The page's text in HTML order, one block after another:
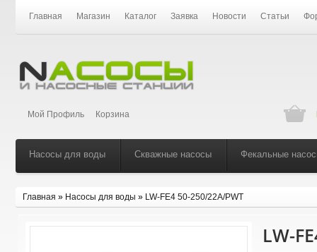
Главная Магазин Каталог Заявка Новости Статьи
Мой Профиль Корзина
Насосы для воды Скважные насосы Фекальные
Главная » Насосы для воды » LW-FЕ4 50-250/22A/PWT
LW-